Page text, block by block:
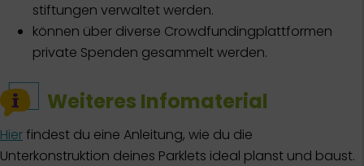
stiftungen verwaltet werden.
können über diverse Crowdfundingplattformen
private Spenden gesammelt werden.
Weiteres Infomaterial
Hierfindest du eine Anleitung, wie du die
Unterkonstruktion deines Parklets ideal planst und baust.